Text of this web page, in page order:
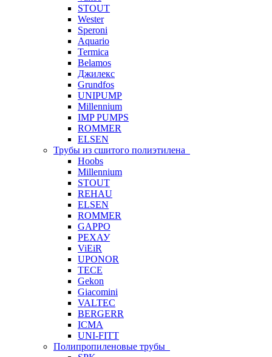
STOUT
Wester
Speroni
Aquario
Termica
Belamos
Джилекс
Grundfos
UNIPUMP
Millennium
IMP PUMPS
ROMMER
ELSEN
Трубы из сшитого полиэтилена
Hoobs
Millennium
STOUT
REHAU
ELSEN
ROMMER
GAPPO
РЕХАУ
ViEiR
UPONOR
TECE
Gekon
Giacomini
VALTEC
BERGERR
ICMA
UNI-FITT
Полипропиленовые трубы